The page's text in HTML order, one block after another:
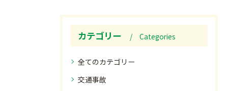
カテゴリー Categories
全てのカテゴリー
交通事故